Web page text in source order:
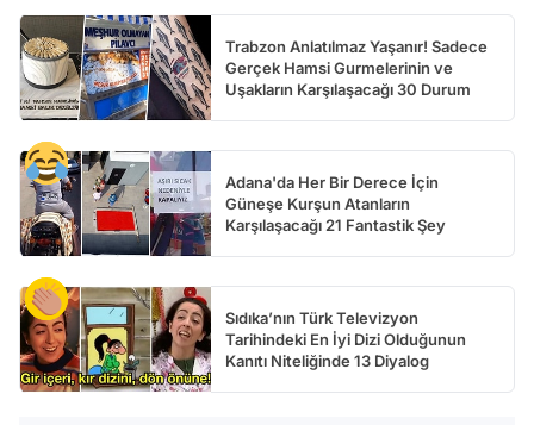
Trabzon Anlatılmaz Yaşanır! Sadece
Gerçek Hamsi Gurmelerinin ve
Uşakların Karşılaşacağı 30 Durum
Adana'da Her Bir Derece İçin
Güneşe Kurşun Atanların
Karşılaşacağı 21 Fantastik Şey
Sıdıka’nın Türk Televizyon
Tarihindeki En İyi Dizi Olduğunun
Kanıtı Niteliğinde 13 Diyalog